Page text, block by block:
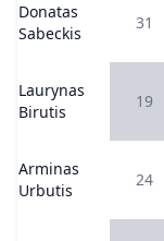
Donatas
Sabeckis
31
Laurynas
Birutis
19
Arminas
Urbutis
24